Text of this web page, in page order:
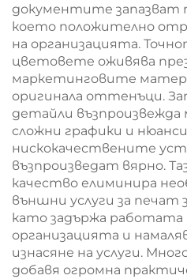
документите запазват
което положително
на организацията.
цветовете оживява
маркетинговите
оригинала оттенъци.
детайли
сложни графики и
нискокачествените
възпроизведат вярно.
качество елиминира
външни услуги за печат
като задържа работата
организацията и
изнасяне на услуги.
добавя огромна